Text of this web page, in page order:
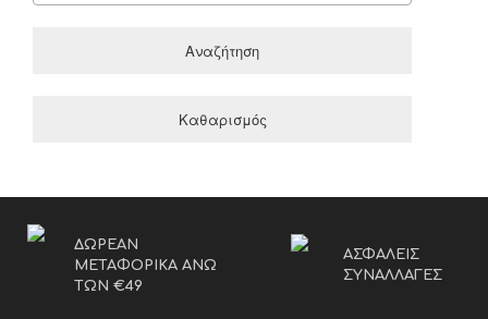
Αναζήτηση
Καθαρισμός
ΔΩΡΕΑΝ
ΜΕΤΑΦΟΡΙΚΑ ΑΝΩ
ΤΩΝ €49
ΑΣΦΑΛΕΙΣ
ΣΥΝΑΛΛΑΓΕΣ